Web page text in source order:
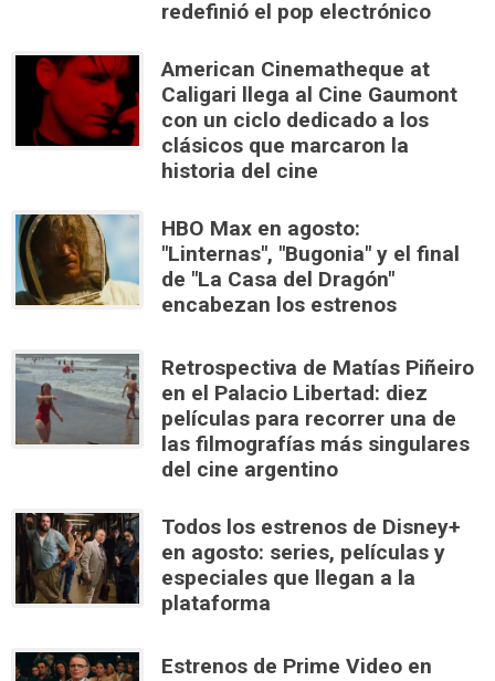
redefinió el pop electrónico
American Cinematheque at
Caligari llega al Cine Gaumont
con un ciclo dedicado a los
clásicos que marcaron la
historia del cine
HBO Max en agosto:
"Linternas", "Bugonia" y el final
de "La Casa del Dragón"
encabezan los estrenos
Retrospectiva de Matías Piñeiro
en el Palacio Libertad: diez
películas para recorrer una de
las filmografías más singulares
del cine argentino
Todos los estrenos de Disney+
en agosto: series, películas y
especiales que llegan a la
plataforma
Estrenos de Prime Video en